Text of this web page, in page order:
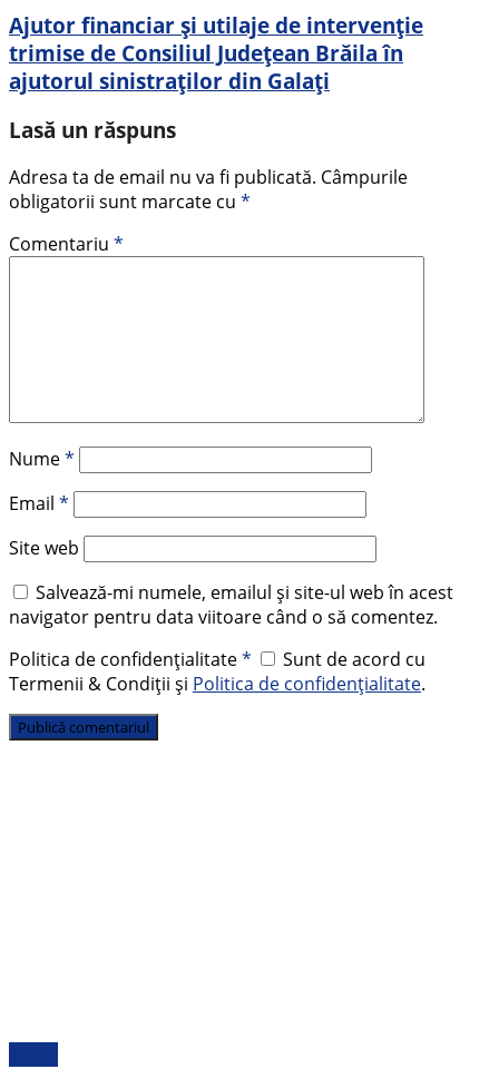
Ajutor financiar și utilaje de intervenție
trimise de Consiliul Județean Brăila în
ajutorul sinistraților din Galați
Lasă un răspuns
Adresa ta de email nu va fi publicată. Câmpurile
obligatorii sunt marcate cu *
Comentariu *
Nume*
Email *
Site web
Salvează-mi numele, emailul și site-ul web în acest
navigator pentru data viitoare când o să comentez.
Politica de confidențialitate*
Sunt de acord cu
Termenii & Condiții și Politica de confidențialitate.